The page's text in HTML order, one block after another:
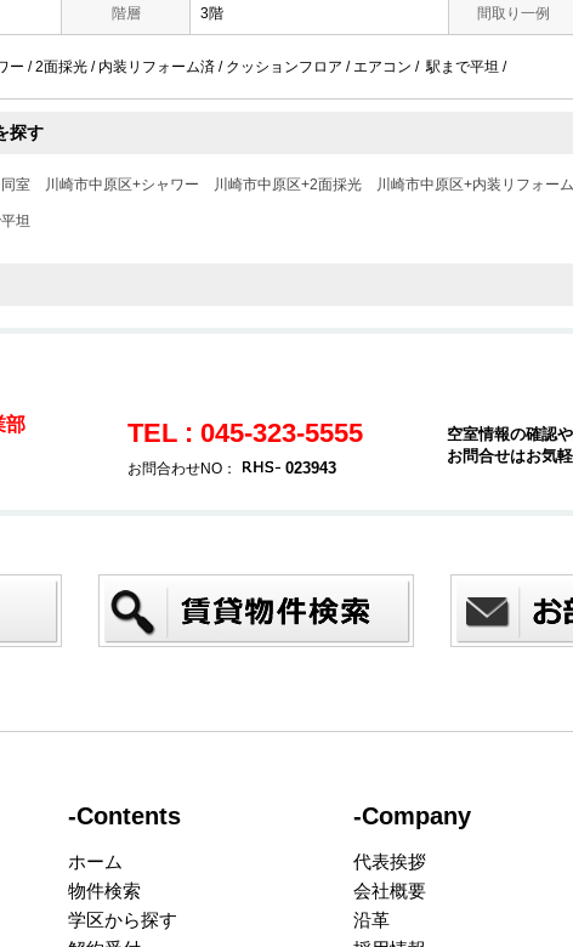
階層 3階 間取り一例
ー / 2面採光 / 内装リフォーム済 / クッションフロア / エアコン / 駅まで平坦 /
探す
室 川崎市中原区+シャワー 川崎市中原区+2面採光 川崎市中原区+内装リフォー
坦
部 TEL : 045-323-5555
お問合わせNO： 023943
空室情報の確認
お問合せはお気
-Contents
ホーム
物件検索
学区から探す
-Company
代表挨拶
会社概要
沿革